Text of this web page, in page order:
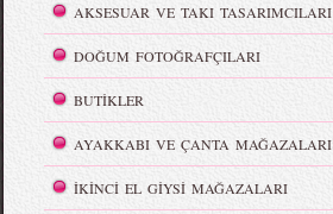
AKSESUAR VE TAKI TASARIMCILARI
DOĞUM FOTOĞRAFÇILARI
BUTİKLER
AYAKKABI VE ÇANTA MAĞAZALARI
İKİNCİ EL GİYSİ MAĞAZALARI